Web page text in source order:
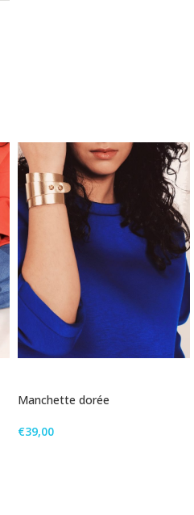
Manchette dorée
€39,00